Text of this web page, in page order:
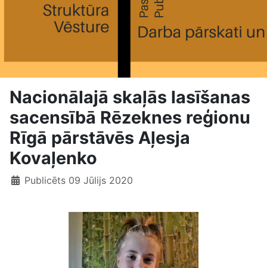
Nacionālajā skaļās lasīšanas
sacensībā Rēzeknes reģionu
Rīgā pārstāvēs Aļesja
Kovaļenko
Publicēts 09 Jūlijs 2020